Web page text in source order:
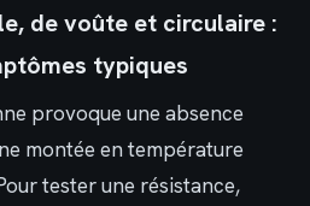
de voûte et circulaire :
typiques
provoque une absence
montée en température
tester une résistance,